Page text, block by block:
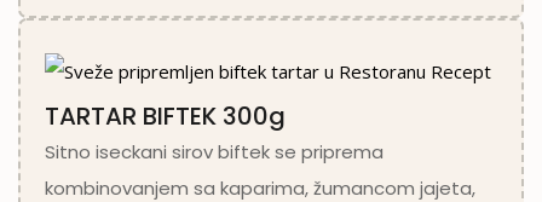
TARTAR BIFTEK 300g
Sitno iseckani sirov biftek se priprema
kombinovanjem sa kaparima, žumancom jajeta,